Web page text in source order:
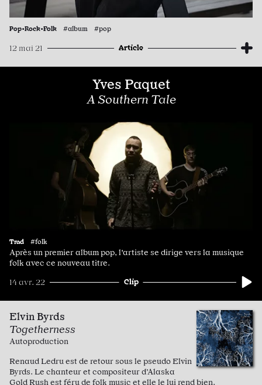
Pop•Rock•Folk #album #pop
12 mai 21 Article
Yves Paquet
A Southern Tale
Trad #folk
Après un premier album pop, l'artiste se dirige vers la musique
folk avec ce nouveau titre.
14 avr. 22 Clip
Elvin Byrds
Togetherness
Autoproduction
Renaud Ledru est de retour sous le pseudo Elvin
Byrds. Le chanteur et compositeur d’Alaska
Gold Rush est féru de folk music et elle le lui rend bien.